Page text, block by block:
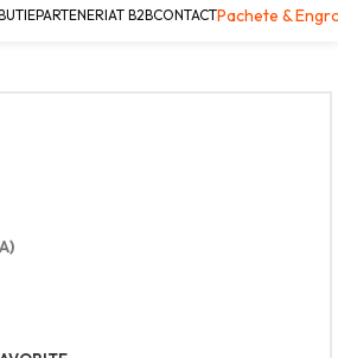
PARTENERIAT B2BCONTACTPachete &